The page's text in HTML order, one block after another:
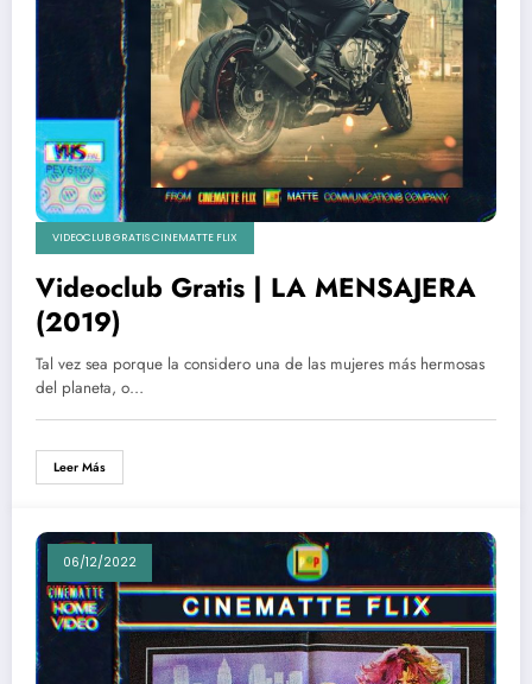
VIDEOCLUB GRATIS CINEMATTE FLIX
Videoclub Gratis | LA MENSAJERA
(2019)
Tal vez sea porque la considero una de las mujeres más hermosas
del planeta, o…
Leer Más
06/12/2022